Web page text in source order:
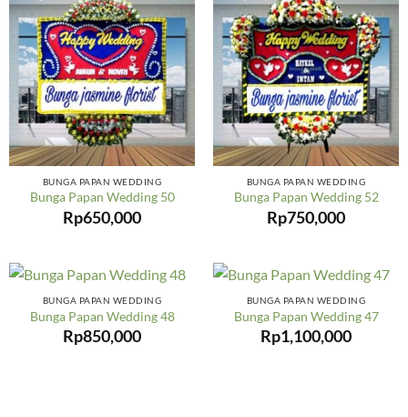
BUNGA PAPAN WEDDING
Bunga Papan Wedding 50
Rp650,000
BUNGA PAPAN WEDDING
Bunga Papan Wedding 52
Rp750,000
BUNGA PAPAN WEDDING
Bunga Papan Wedding 48
Rp850,000
BUNGA PAPAN WEDDING
Bunga Papan Wedding 47
Rp1,100,000